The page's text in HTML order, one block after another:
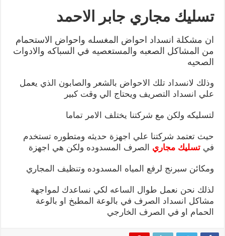
تسليك مجاري جابر الاحمد
ان مشكلة انسداد احواض المغسله واحواض الاستحمام
من المشاكل الصعبه والمستعصيه في السباكه والادوات
الصحيه
وذلك لانسداد تلك الاحواض بالشعر والصابون الذي يعمل
علي انسداد التصريف ويحتاج الي وقت كبير
لتسليكه ولكن مع شركتنا يختلف الامر تماما
حيث تعتمد شركتنا علي اجهزة حديثه ومتطوره تستخدم
فيتسليك مجاري الصرف المسدوده ولكن هي اجهزة
ومكائن سبرنج لرفع المياه المسدوده وتنظيف المجاري
لذلك نحن نعمل طوال الساعه لكي نساعدك لمواجهة
مشاكل انسداد الصرف في بالوعة المطبخ او بالوعة
الحمام او في الصرف الخارجي